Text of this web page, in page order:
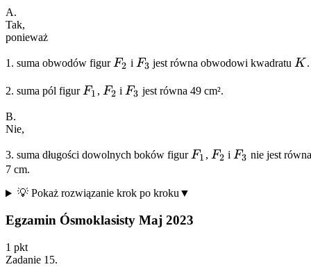
A.
Tak,
ponieważ
1. suma obwodów figurF_2
F2 i F_3
F3 jest równa obwodowi kwadratuK
K .
2. suma pól figurF_1
F1 , F_2
F2 iF_3
F3 jest równa 49 cm².
B.
Nie,
3. suma długości dowolnych boków figurF_1
F1 , F_2
F2 iF_3
F3 nie jest
7 cm.
💡 Pokaż rozwiązanie krok po kroku▼
Egzamin Ósmoklasisty Maj 2023
1 pkt
Zadanie 15.